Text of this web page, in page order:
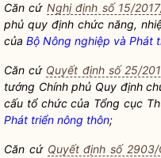
Căn cứ Nghị định số 15/
phủ quy định chức năng,
của Bộ Nông nghiệp và Phát
Căn cứ Quyết định số 25/
tướng Chính phủ Quy định
cấu tổ chức của Tổng cục
Phát triển nông thôn;
Căn cứ Quyết định số 2903/